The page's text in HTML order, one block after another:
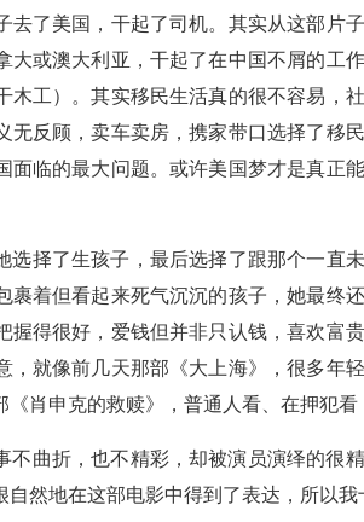
去了美国，干起了司机。其实从这部片
大或澳大利亚，干起了在中国不屑的工
木工）。其实移民生活真的很不容易，
无反顾，卖车卖房，携家带口选择了移
面临的最大问题。或许美国梦才是真正
选择了生孩子，最后选择了跟那个一
裹着但看起来死气沉沉的孩子，她最终
握得很好，爱钱但并非只认钱，喜欢富
，就像前几天那部《大上海》，很多年
肖申克的救赎》，普通人看、在押犯看
不曲折，也不精彩，却被演员演绎的很
然地在这部电影中得到了表达，所以我